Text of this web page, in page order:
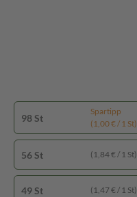
98 St
Spartipp
(1,00 € / 1 St)
56 St (1,84 € / 1 St)
49 St (1,47 € / 1 St)